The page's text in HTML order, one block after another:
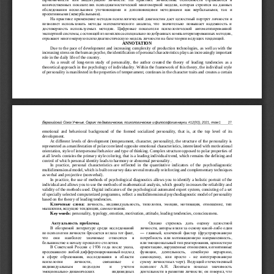
количественных показателях психодиагностической многомерной модели, которая строится на данных
обследования  несколькими  уточняющими  и  дополняющими  методиками  как  вербальными,  так  и
проективными (невербальными).
На практике применение методов психологической диагностик дает целостный портрет личности и
позволяет  использовать  методы  математического  анализа,  что  значительно  повышает  надежность  и
достоверность  используемых  методик.  Цифровые  показатели  психологической  автоматизированной
экспертной системы, состоящей из комплекса специально подобранных компьютеризированных методик,
отражают многомерную психодиагностическую модель личности на базе теории ведущих тенденций.
ANNOTATION
Due to the pace of development and increasing complexity of production technologies, as well as with the
increasing stress on the human psyche, the identification of personal characteristics plays an increasingly important
role in the daily life of the country.
As  a  result  of  long term  study  of  personality,  the  author  created  the  theory  of  leading  tеndencies  as  a
theoretical approach in the psychology of individuality. Within the framework of this theory, the individual style
of personality is manifested in the properties of temperament, continues in the character traits and creates a certain
Евразийский Союз Ученых. Серия: педагогические, психологические и философские науки. #12(93), 2021 , том 1 27
emotional  and behavioral  background  of  the  formed  socialized  personality,  that  is,  at  the  top  level  of  its
development.
At different levels of development (temperament, character, personality), the structure of the personality is
represented as a manifestation of polar correlated opposite emotional characteristics, interrelated with motivational
orientation, style of interpersonal behavior and type of thinking. Complex structure opposed to polar properties of
at all levels contains the primary style coloring, that is a leading individual trend, which remains the defining and
control of which personal identity leads to harmony or abnormal personality .
In  practice,  personal  characteristics  are  reflected  in  the  quantitative  indicators  of  the  psychodiagnostic
multidimensional model, which is built on survey data several mutually reinforcing and complementary techniques
as verbal and projective (nonverbal).
In practice, the use of methods of psychological diagnostics allows you to identify a holistic portrait of the
individual and allows you to use the methods of mathematical analysis, which greatly increases the reliability and
validity of the methods used. Digital indicators of the psychological automated expert system, consisting of a set
of specially selected computerized programms, reflect a multidimensional psychodiagnostic model of personality
based on the theory of leading tendencies.
Ключевые  слова:
личность,  индивидуальность,  типология,  эмоции,  мотивация,  отношение,  тип
мышления, ведущие тенденции, самосознание.
Key words: personality, typology, emotion, motivation, attitude, leading tendencies, consciousness.
Актуальность проблемы.
В обозримой литературе среди  исследований
по психологии личности бросается в глаза тот факт,
что   они   наиболее   значимые   относятся   в
большинстве к началу прошлого столетия.
В Советской России с 1936 года после указа,
пресекавшего любой дифференцированный подход
в  сфере  образования,  исследования  в  области
психологии
личности, связанные
с
индивидуальным     подходом     и     учетом
эмоционально динамических
индивидных
Однако  стремясь  дать  оценку  целостной
личности, авторы взяли за основу какой- либо один
―  главный,  ключевой  фактор  (фрустрированную
потребность или мотивационную направленность,
или эмоциональный тип реагирования, ценностную
ориентацию, нарушенные отношения , когнитивные
функции,   деятельность,   семейную   иерархию,
самооценку,  или  просто
не  интегрированную
сумму личностных черт). Ведущий отечественный
психолог  А.Н.  Леонтьев  показал  значимость
деятельности в развитии личности; он говорил, что